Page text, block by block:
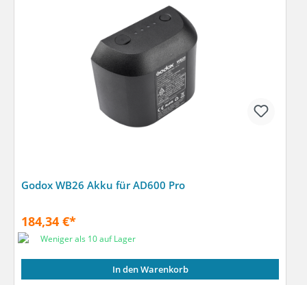
Godox WB26 Akku für AD600 Pro
184,34 €*
Weniger als 10 auf Lager
In den Warenkorb